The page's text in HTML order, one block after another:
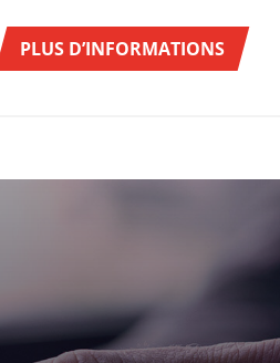
PLUS D’INFORMATIONS